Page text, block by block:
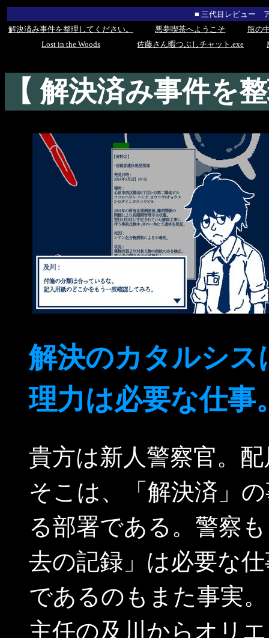
■ 三代目レビュー
解決済み事件を整理してください。
悪夢喫茶へようこそ
瓶の
Lost in the Woods
佐藤さん暇つぶしチャット.exe
【 解決済み事件を
解決のカタルシ
理力は必要な仕事
貴方は新人警察官。
そこは、「解決済」
る部署である。警察
去の記録」は必要な
であるのもまた事実。
主任の及川からオリ